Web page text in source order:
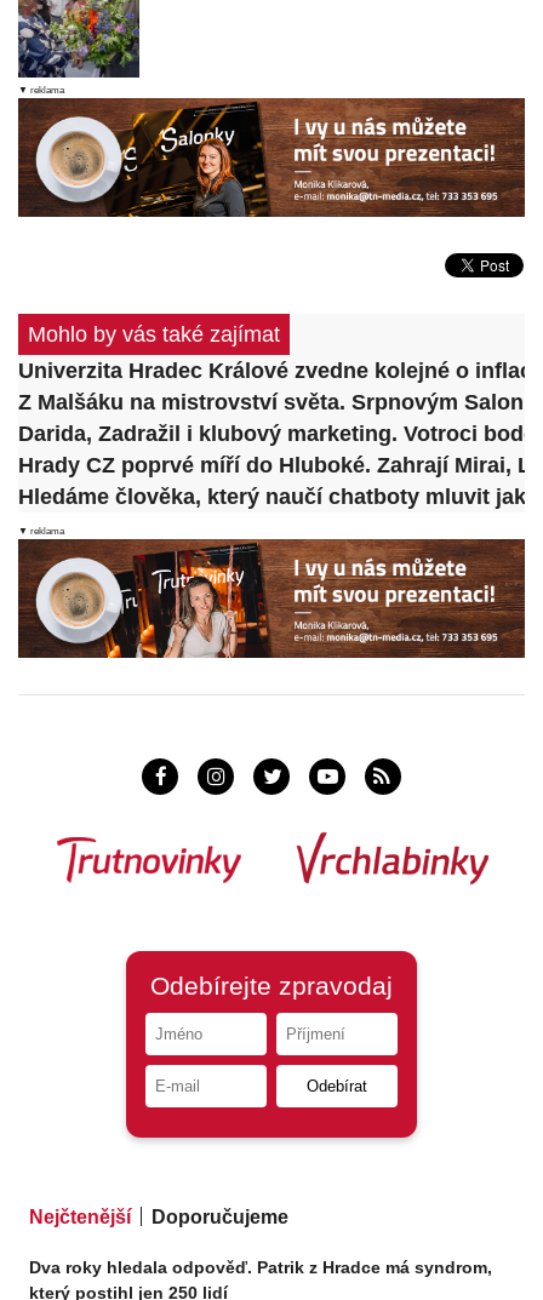
▼ reklama
Mohlo by vás také zajímat
Univerzita Hradec Králové zvedne kolejné o
Z Malšáku na mistrovství světa. Srpnovým
Darida, Zadražil i klubový marketing. Votroci
Hrady CZ poprvé míří do Hluboké. Zahrají Mirai,
Hledáme člověka, který naučí chatboty mluvit
▼ reklama
Nejčtenější Doporučujeme
Dva roky hledala odpověď. Patrik z Hradce má syndrom,
který postihl jen 250 lidí